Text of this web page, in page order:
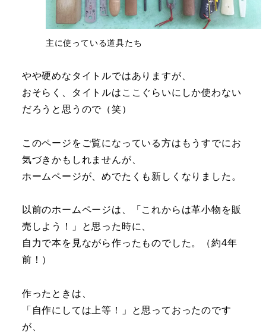
主に使っている道具たち
やや硬めなタイトルではありますが、
おそらく、タイトルはここぐらいにしか使わない
だろうと思うので（笑）
このページをご覧になっている方はもうすでにお
気づきかもしれませんが、
ホームページが、めでたくも新しくなりました。
以前のホームページは、「これからは革小物を販
売しよう！」と思った時に、
自力で本を見ながら作ったものでした。（約4年
前！）
作ったときは、
「自作にしては上等！」と思っておったのです
が、